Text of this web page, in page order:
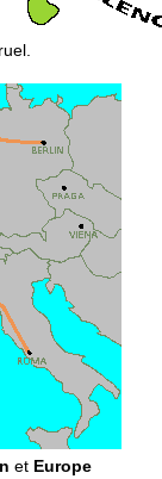
et Europe